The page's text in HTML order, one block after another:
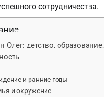
сотрудничества.
Олег: детство, образование,
и ранние годы
и окружение